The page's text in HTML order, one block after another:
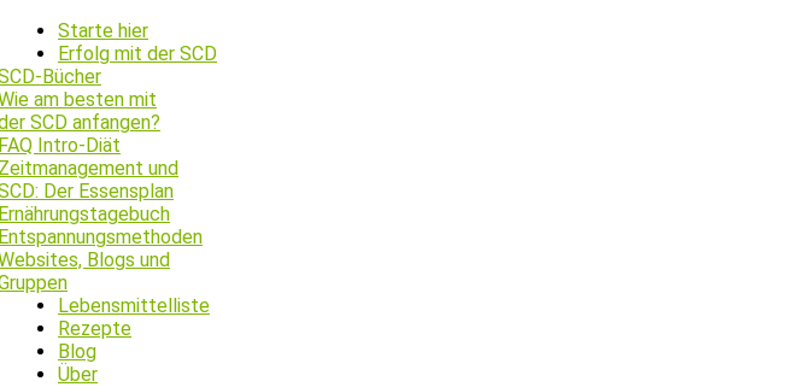
Starte hier
Erfolg mit der SCD
Bücher
am besten mit
SCD anfangen?
Intro-Diät
und
Der Essensplan
Blogs und
Lebensmittelliste
Rezepte
Blog
Über